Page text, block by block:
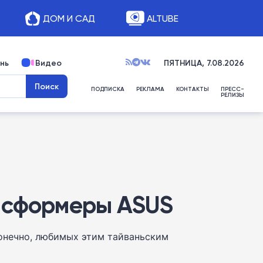
ДОМ И САД ALTUBE
Видео ПЯТНИЦА, 7.08.2026
ПОДПИСКА РЕКЛАМА КОНТАКТЫ ПРЕСС-
РЕЛИЗЫ
ASUS
любимых этим тайваньским